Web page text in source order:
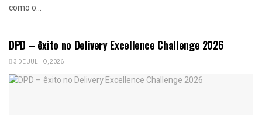
como o...
DPD – êxito no Delivery Excellence Challenge 2026
3 DE JULHO, 2026